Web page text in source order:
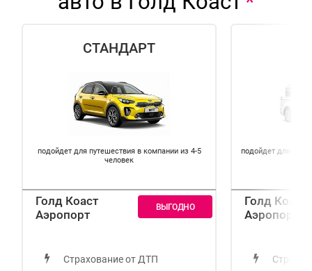
СТАНДАРТ
подойдет для путешествия в компании из 4-5
человек
Голд Коаст
Аэропорт
Страхование от ДТП
подойдет для
Голд Коаст
Аэропорт